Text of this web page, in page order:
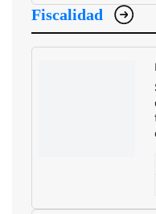
Fiscalidad